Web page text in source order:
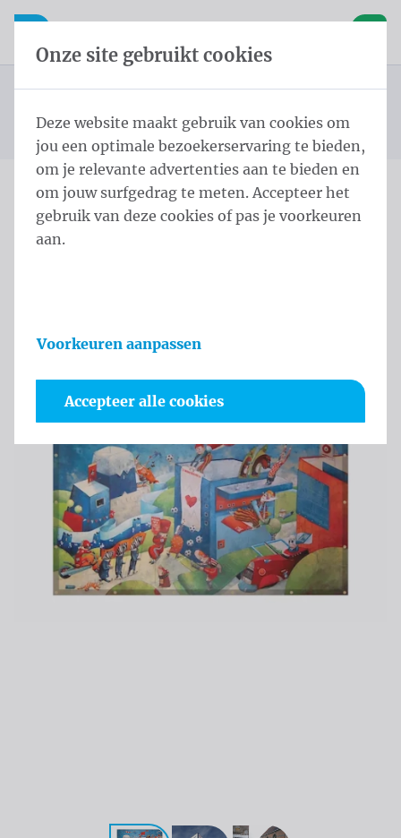
Inhoud overslaan
Taalkeuze overslaan
Open mobiele navigatie
U bevindt zich hier:
Spandoeken
Standaard spandoeken
Standard Spandoek 50x200 cm PVC Mesh rings every
50cm
Standard Spandoek 50x200
cm PVC Mesh rings every
Onze site gebruikt cookies
Deze website maakt gebruik van cookies om
jou een optimale bezoekerservaring te bieden,
om je relevante advertenties aan te bieden en
om jouw surfgedrag te meten. Accepteer het
gebruik van deze cookies of pas je voorkeuren
aan.
Voorkeuren aanpassen
Accepteer alle cookies